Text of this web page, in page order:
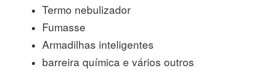
Termo nebulizador
Fumasse
Armadilhas inteligentes
barreira química e vários outros